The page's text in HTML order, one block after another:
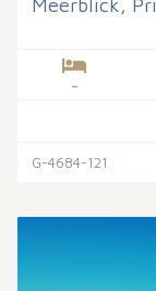
Meerblick,
-
G-4684-121